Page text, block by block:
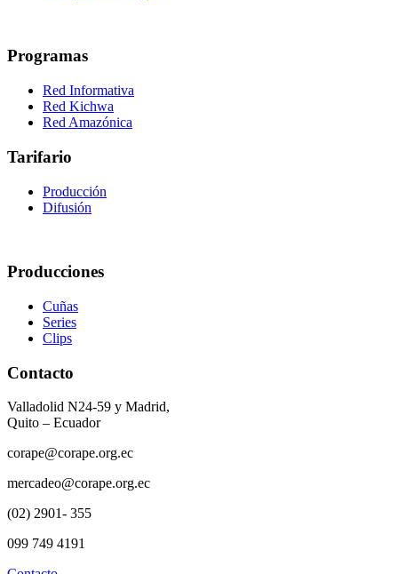
Programas
Red Informativa
Red Kichwa
Red Amazónica
Tarifario
Producción
Difusión
Producciones
Cuñas
Series
Clips
Contacto
Valladolid N24-59 y Madrid,
Quito – Ecuador
corape@corape.org.ec
mercadeo@corape.org.ec
(02) 2901- 355
099 749 4191